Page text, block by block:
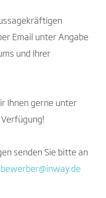
Email unter Angabe
und Ihrer
Ihnen gerne unter
senden Sie bitte an
bewerber@inway.de